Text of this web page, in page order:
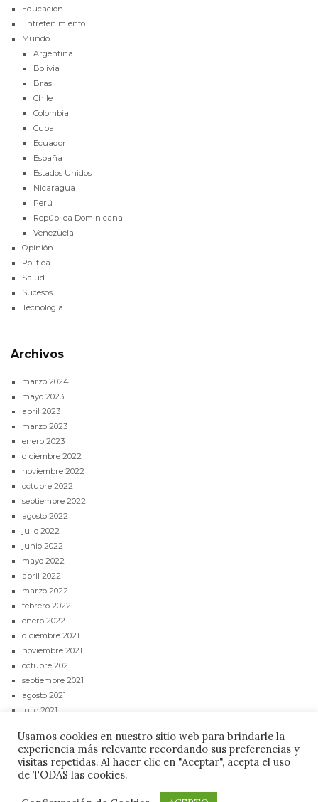
Educación
Entretenimiento
Mundo
Argentina
Bolivia
Brasil
Chile
Colombia
Cuba
Ecuador
España
Estados Unidos
Nicaragua
Perú
República Dominicana
Venezuela
Opinión
Política
Salud
Sucesos
Tecnología
Archivos
marzo 2024
mayo 2023
abril 2023
marzo 2023
enero 2023
diciembre 2022
noviembre 2022
octubre 2022
septiembre 2022
agosto 2022
julio 2022
junio 2022
mayo 2022
abril 2022
marzo 2022
febrero 2022
enero 2022
diciembre 2021
noviembre 2021
octubre 2021
septiembre 2021
agosto 2021
julio 2021
mayo 2021
abril 2021
POLÍTICA DE PRIVACIDAD AVISO LEGAL
Usamos cookies en nuestro sitio web para brindarle la
experiencia más relevante recordando sus preferencias y
visitas repetidas. Al hacer clic en "Aceptar", acepta el uso
de TODAS las cookies.